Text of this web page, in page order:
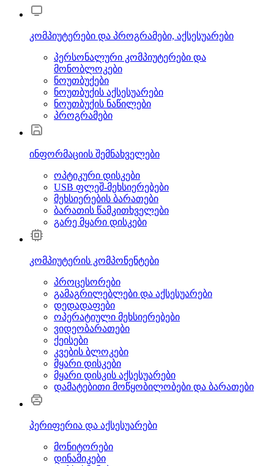
კომპიუტერები და პროგრამები, აქსესუარები
პერსონალური კომპიუტერები და
მონობლოკები
ნოუთბუქები
ნოუთბუქის აქსესუარები
ნოუთბუქის ნაწილები
პროგრამები
ინფორმაციის შემნახველები
ოპტიკური დისკები
USB ფლეშ-მეხსიერებები
მეხსიერების ბარათები
ბარათის წამკითხველები
გარე მყარი დისკები
კომპიუტერის კომპონენტები
პროცესორები
გამაგრილებლები და აქსესუარები
დედადაფები
ოპერატიული მეხსიერებები
ვიდეობარათები
ქეისები
კვების ბლოკები
მყარი დისკები
მყარი დისკის აქსესუარები
დამატებითი მოწყობილობები და ბარათები
პერიფერია და აქსესუარები
მონიტორები
დინამიკები